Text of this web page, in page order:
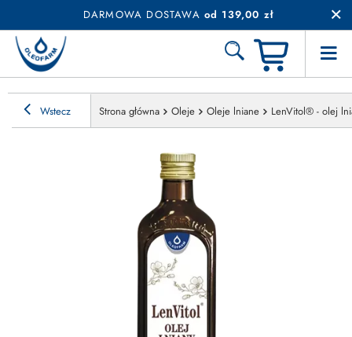
DARMOWA DOSTAWA od 139,00 zł
Wstecz Strona główna Oleje Oleje lniane LenVitol® - olej